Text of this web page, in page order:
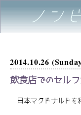
ノン
2014.10.26
飲食店でのセル
日本マクドナルドを